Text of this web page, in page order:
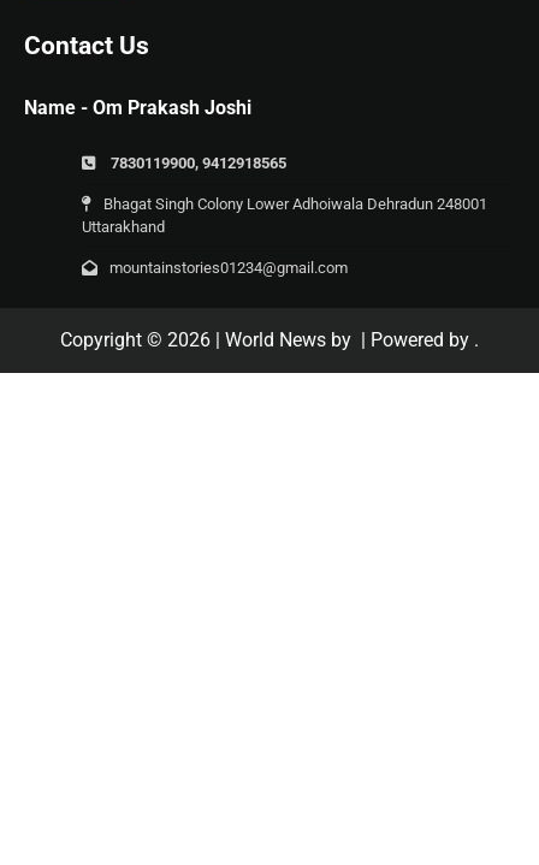
Contact Us
Name - Om Prakash Joshi
7830119900, 9412918565
Bhagat Singh Colony Lower Adhoiwala Dehradun 248001
Uttarakhand
mountainstories01234@gmail.com
Copyright © 2026 | World News by | Powered by .